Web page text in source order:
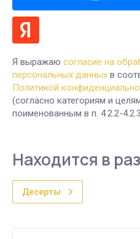
Я выражаю согласие на
персональных данных в
Политикой
(согласно категориям и
поименованным в п. 4.2.2-
Находится в
Десерты